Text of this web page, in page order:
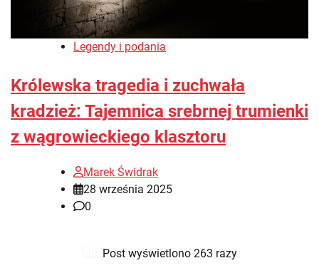
Legendy i podania
Królewska tragedia i zuchwała
kradzież: Tajemnica srebrnej trumienki
z wągrowieckiego klasztoru
Marek Świdrak
28 września 2025
0
Post wyświetlono 263 razy